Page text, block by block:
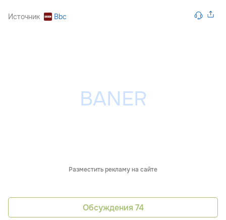
Источник Bbc
Разместить рекламу на сайте
Обсуждения 74